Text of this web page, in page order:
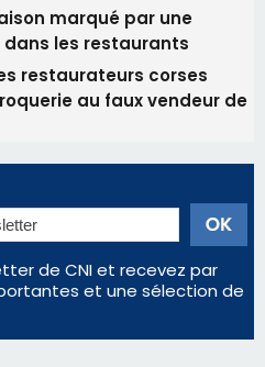
marqué par une
les restaurants
restaurateurs corses
au faux vendeur de
de CNI et recevez par
et une sélection de